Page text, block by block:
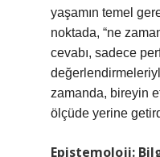
yaşamın temel
noktada, “ne
cevabı, sadece
zamanda, bireyin
ölçüde yerine
Epistemoloji: